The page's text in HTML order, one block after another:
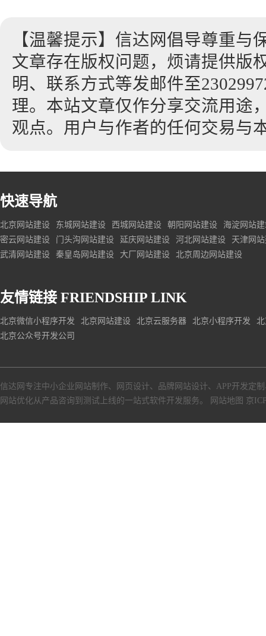
【温馨提示】信达网倡导尊重与
文章存在版权问题，烦请提供版
明、联系方式等发邮件至
理。本站文章仅作分享交流用途
观点。用户与作者的任何交易与
快速导航
北京网站建设 东城网站建设 西城网站建设 朝阳网站建设
海淀网站
密云网站建设
门头沟网站建设 延庆网站建设 河北网站建设
天津网
武清网站建设
秦皇岛网站建设 大厂网站建设 北京周边网站建设
友情链接 FRIENDSHIP LINK
北京微信小程序开发 北京网站建设 北京云服务器 北京小程序开发
北京公众号开发公司
信达网专注中小企业网站制作、 网页设计、 品牌网站设计、 APP开发定制
网站优化从产品咨询到测试上线的一站式软件开发服务。
网站地图 京